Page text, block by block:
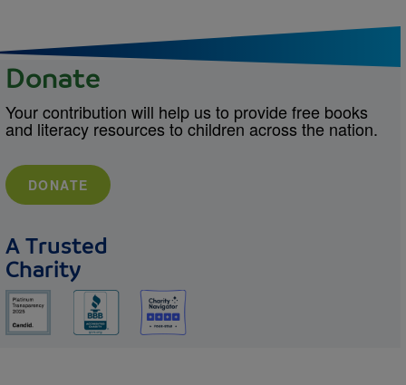
Donate
Your contribution will help us to provide free books
and literacy resources to children across the nation.
DONATE
A Trusted
Charity